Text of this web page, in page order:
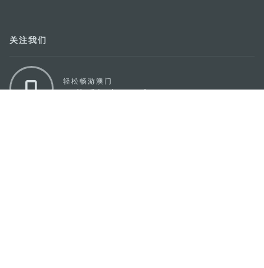
关注我们
轻松畅游澳门
下载手机应用程序